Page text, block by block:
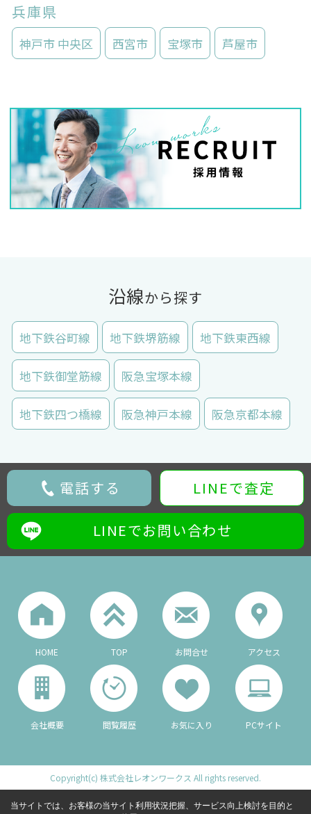
兵庫県
神戸市 中央区 西宮市 宝塚市 芦屋市
沿線から探す
地下鉄谷町線 地下鉄堺筋線 地下鉄東西線
地下鉄御堂筋線 阪急宝塚本線
地下鉄四つ橋線 阪急神戸本線 阪急京都本線
電話する LINEで査定
LINEでお問い合わせ
HOME TOP お問合せ アクセス
会社概要 閲覧履歴 お気に入り PCサイト
Copyright(c) 株式会社レオンワークス All rights reserved.
当サイトでは、お客様の当サイト利用状況把握、サービス向上検討を目的と